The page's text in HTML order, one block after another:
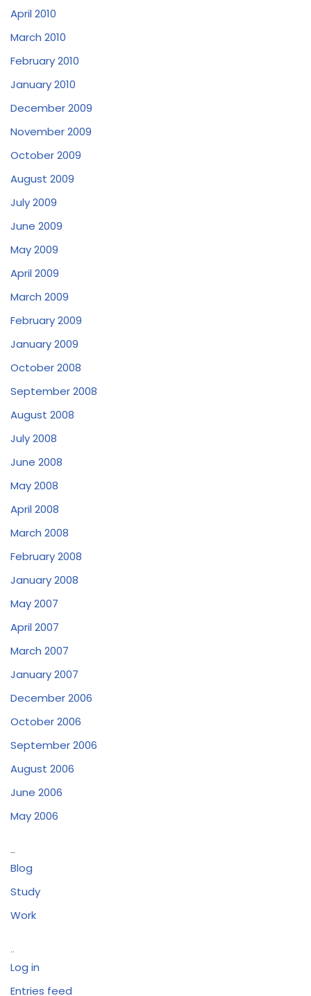
April 2010
March 2010
February 2010
January 2010
December 2009
November 2009
October 2009
August 2009
July 2009
June 2009
May 2009
April 2009
March 2009
February 2009
January 2009
October 2008
September 2008
August 2008
July 2008
June 2008
May 2008
April 2008
March 2008
February 2008
January 2008
May 2007
April 2007
March 2007
January 2007
December 2006
October 2006
September 2006
August 2006
June 2006
May 2006
Blog
Study
Work
Log in
Entries feed